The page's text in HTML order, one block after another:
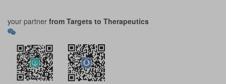
your partner from Targets to Therapeutics